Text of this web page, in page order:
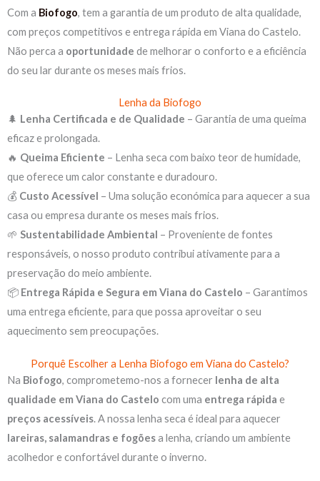
Com a Biofogo, tem a garantia de um produto de alta qualidade,
com preços competitivos e entrega rápida em Viana do Castelo.
Não perca a oportunidade de melhorar o conforto e a eficiência
do seu lar durante os meses mais frios.
Lenha da Biofogo
🌲 Lenha Certificada e de Qualidade – Garantia de uma queima
eficaz e prolongada.
🔥 Queima Eficiente – Lenha seca com baixo teor de humidade,
que oferece um calor constante e duradouro.
💰 Custo Acessível – Uma solução económica para aquecer a sua
casa ou empresa durante os meses mais frios.
🌱 Sustentabilidade Ambiental – Proveniente de fontes
responsáveis, o nosso produto contribui ativamente para a
preservação do meio ambiente.
📦 Entrega Rápida e Segura em Viana do Castelo – Garantimos
uma entrega eficiente, para que possa aproveitar o seu
aquecimento sem preocupações.
Porquê Escolher a Lenha Biofogo em Viana do Castelo?
Na Biofogo, comprometemo-nos a fornecer lenha de alta
qualidade em Viana do Castelo com uma entrega rápida e
preços acessíveis. A nossa lenha seca é ideal para aquecer
lareiras, salamandras e fogõesa lenha, criando um ambiente
acolhedor e confortável durante o inverno.